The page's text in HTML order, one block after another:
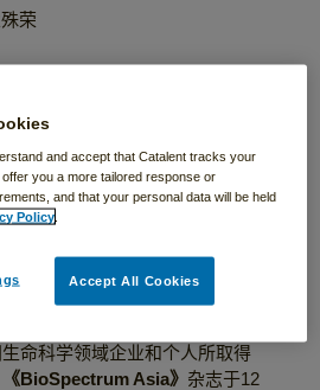
荣
获得2024
Asia
应链企业殊
命科学领域企业和个人所取得
《BioSpectrum Asia》 杂志于12
and accept that Catalent tracks your
you a more tailored response or
and that your personal data will be held
Policy
Accept All Cookies